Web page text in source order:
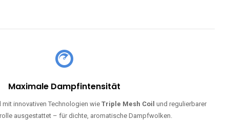
Maximale Dampfintensität
mit innovativen Technologien wieTriple Mesh Coil und regulierbarer
ausgestattet – für dichte, aromatische Dampfwolken.